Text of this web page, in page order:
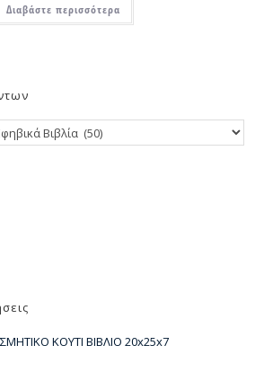
Διαβάστε περισσότερα
ΚΟΥΤΙ ΒΙΒΛΙΟ 20x25x7